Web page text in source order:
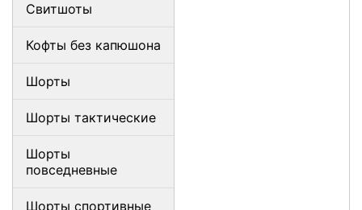
Свитшоты
Кофты без капюшона
Шорты
Шорты тактические
Шорты
повседневные
Шорты спортивные